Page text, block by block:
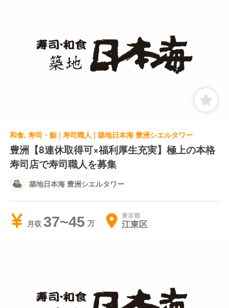
和食, 寿司・鮨 | 寿司職人 | 築地日本海 豊洲シエルタワー
豊洲【8連休取得可×福利厚生充実】極上の本格
寿司店で寿司職人を募集
築地日本海 豊洲シエルタワー
月収 37~45 東京都
江東区